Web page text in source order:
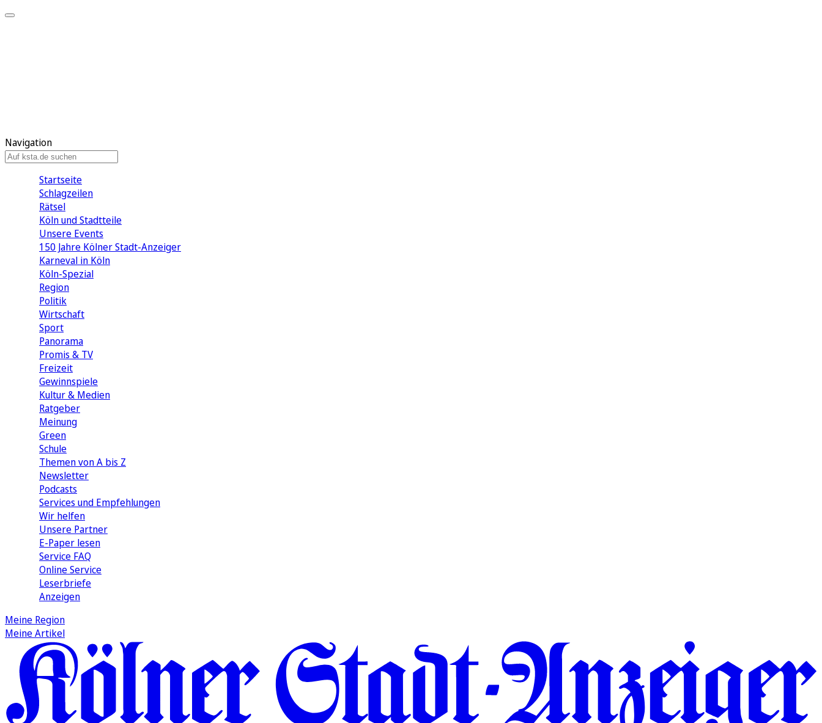
Navigation
Startseite
Schlagzeilen
Rätsel
Köln und Stadtteile
Unsere Events
150 Jahre Kölner Stadt-Anzeiger
Karneval in Köln
Köln-Spezial
Region
Politik
Wirtschaft
Sport
Panorama
Promis & TV
Freizeit
Gewinnspiele
Kultur & Medien
Ratgeber
Meinung
Green
Schule
Themen von A bis Z
Newsletter
Podcasts
Services und Empfehlungen
Wir helfen
Unsere Partner
E-Paper lesen
Service FAQ
Online Service
Leserbriefe
Anzeigen
Meine Region
Meine Artikel